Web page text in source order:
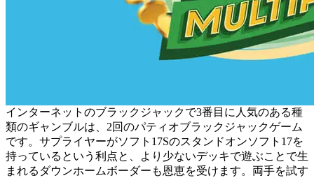
インターネットのブラックジャックで3番目に人気のある種
類のギャンブルは、2回のパティオブラックジャックゲーム
です。サプライヤーがソフト17Sのスタンドオンソフト17を
持っているという利点と、より少ないデッキで遊ぶことで生
まれるダウンホームボーダーも恩恵を受けます。両手を試す